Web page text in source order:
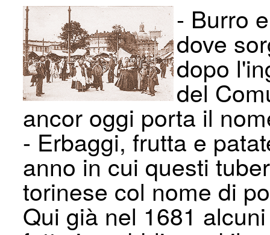
- Burro
dove
dopo
del
ancor oggi porta il
- Erbaggi, frutta e
anno in cui questi
torinese col nome di
Qui già nel 1681